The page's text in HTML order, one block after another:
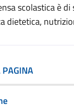
scolastica è
dietetica,
PAGINA